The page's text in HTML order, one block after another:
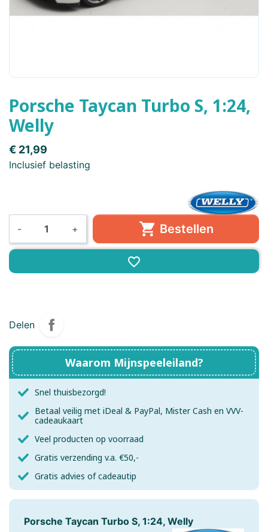
Porsche Taycan Turbo S, 1:24,
Welly
€ 21,99
Inclusief belasting
- +  Bestellen
favorite_border
Delen
Waarom Mijnspeeleiland?
Snel thuisbezorgd!
Betaal veilig met iDeal & PayPal, Mister Cash en VVV-
cadeaukaart
Veel producten op voorraad
Gratis verzending v.a. €50,-
Gratis advies of cadeautip
Porsche Taycan Turbo S, 1:24, Welly